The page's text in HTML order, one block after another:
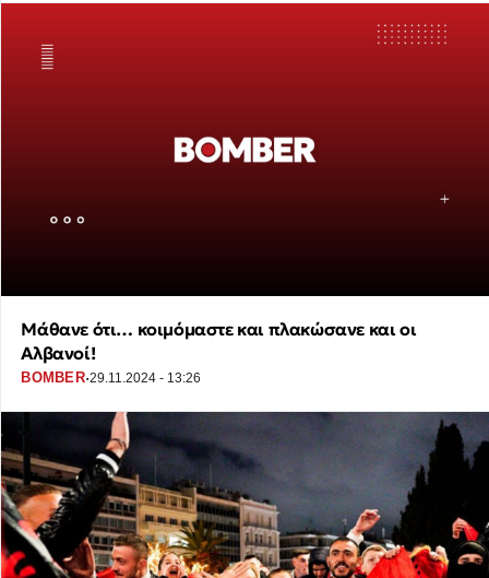
Μάθανε ότι… κοιμόμαστε και πλακώσανε και οι
Αλβανοί!
BOMBER·29.11.2024 - 13:26